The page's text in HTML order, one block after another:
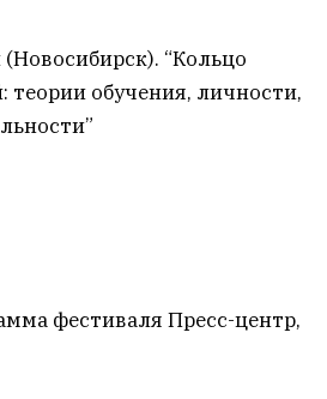
“Кольцо
теории обучения, личности,
фестиваля Пресс-центр,